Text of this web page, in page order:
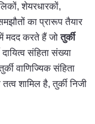
शेयरधारकों,
का प्रारूप तैयार
मदद करते हैं जोतुर्की
संहिता संख्या
वाणिज्यिक संहिता
शामिल है, तुर्की निजी